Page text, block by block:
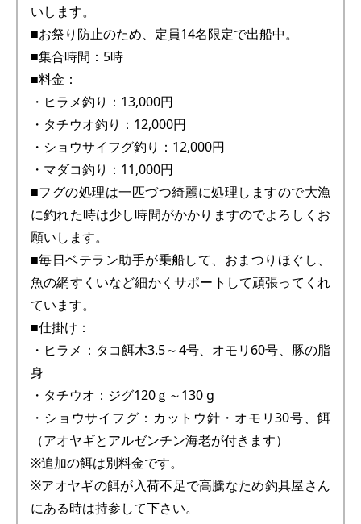
いします。
■お祭り防止のため、定員14名限定で出船中。
■集合時間：5時
■料金：
・ヒラメ釣り：13,000円
・タチウオ釣り：12,000円
・ショウサイフグ釣り：12,000円
・マダコ釣り：11,000円
■フグの処理は一匹づつ綺麗に処理しますので大漁
に釣れた時は少し時間がかかりますのでよろしくお
願いします。
■毎日ベテラン助手が乗船して、おまつりほぐし、
魚の網すくいなど細かくサポートして頑張ってくれ
ています。
■仕掛け：
・ヒラメ：タコ餌木3.5～4号、オモリ60号、豚の脂
身
・タチウオ：ジグ120ｇ～130 g
・ショウサイフグ：カットウ針・オモリ30号、餌
（アオヤギとアルゼンチン海老が付きます）
※追加の餌は別料金です。
※アオヤギの餌が入荷不足で高騰なため釣具屋さん
にある時は持参して下さい。